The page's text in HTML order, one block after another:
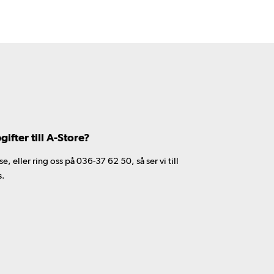
till A-Store?
eller ring oss på 036-37 62 50, så ser vi till